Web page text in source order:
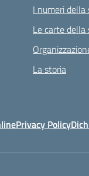
I numeri della
Le carte della
La storia
Privacy Policy